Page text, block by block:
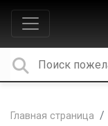
Главная страница